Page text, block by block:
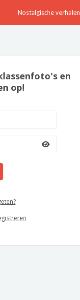
Nostalgische verhalen
en
op!